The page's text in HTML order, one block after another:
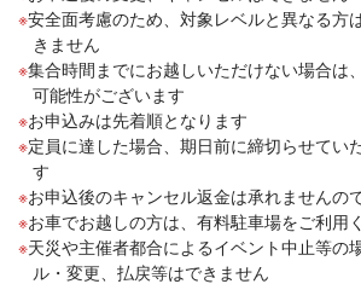
安全面考慮のため、対象レベルと異なる方
きません
集合時間までにお越しいただけない場合は
可能性がございます
お申込みは先着順となります
定員に達した場合、期日前に締切らせてい
す
お申込後のキャンセル返金は承れませんの
お車でお越しの方は、有料駐車場をご利用
天災や主催者都合によるイベント中止等の
ル・変更、払戻等はできません